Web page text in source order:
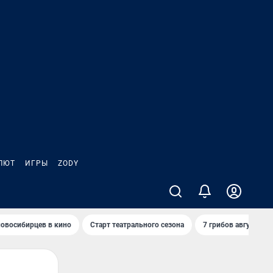
ИГРЫ ZODY
в кино Старт театрального сезона 7 грибов августа